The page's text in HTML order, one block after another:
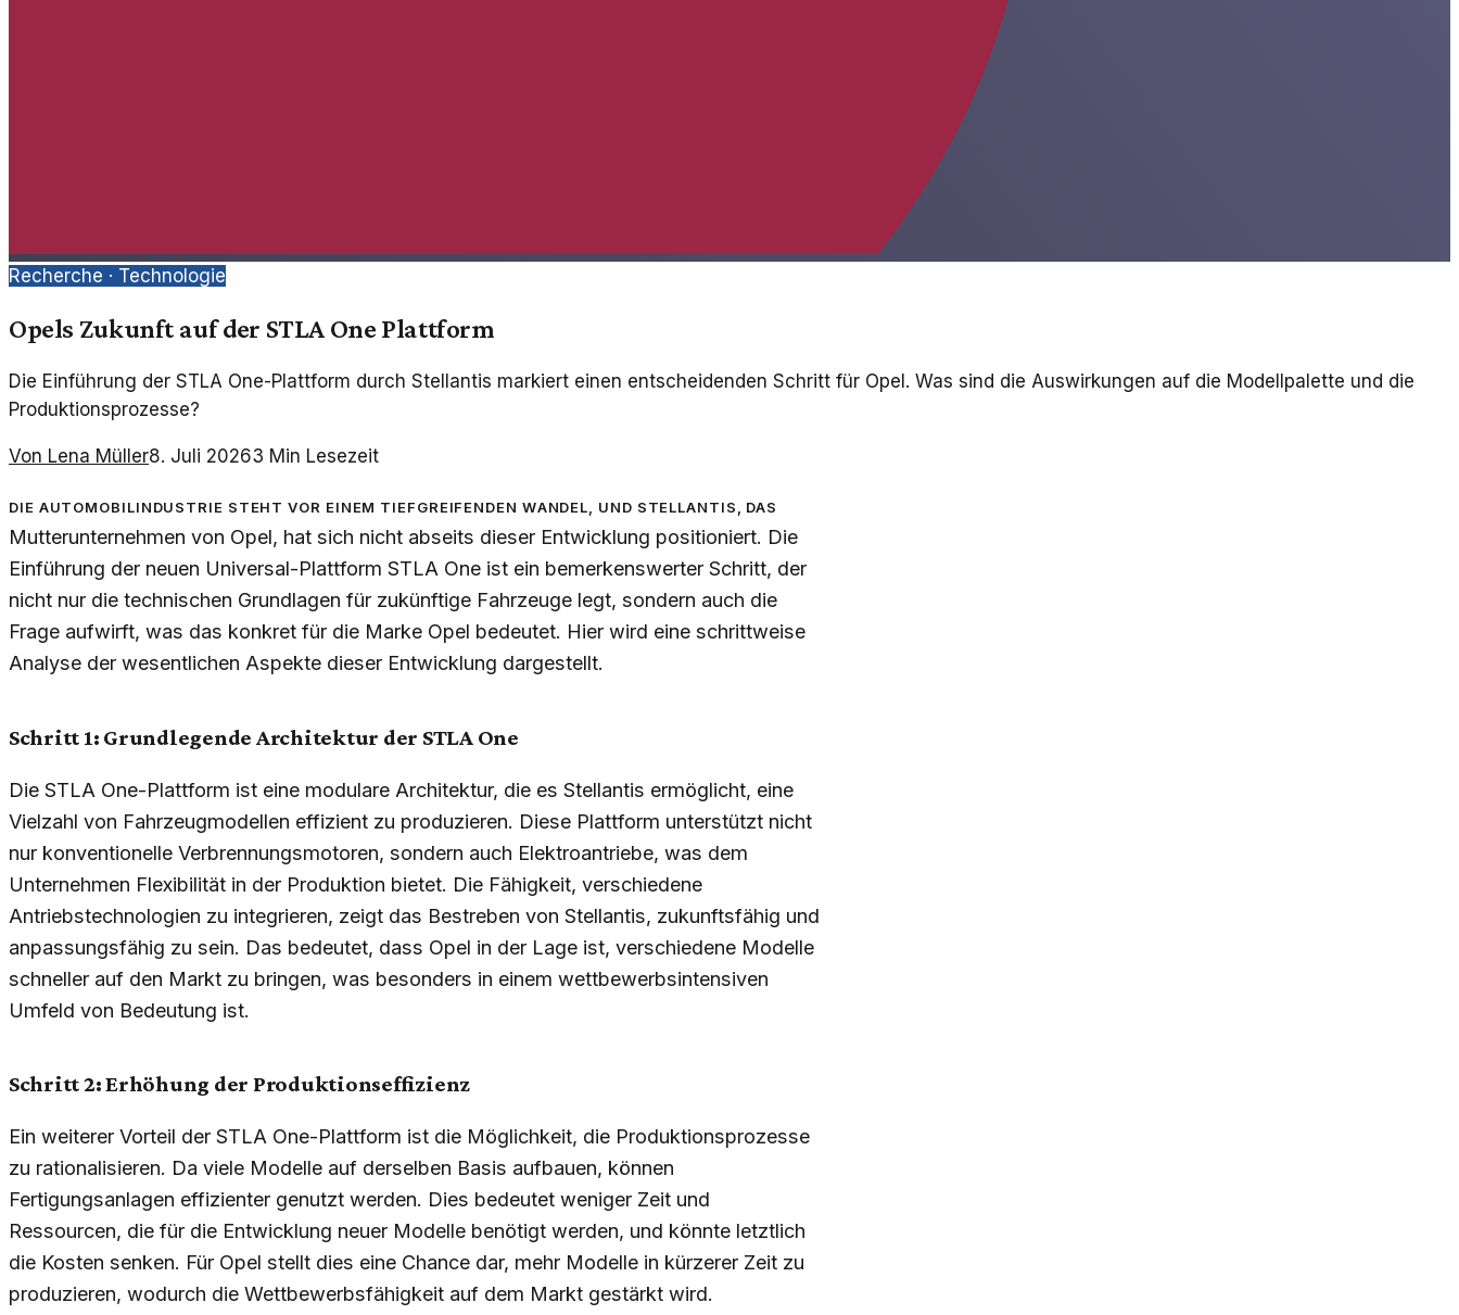
Recherche · Technologie
Opels Zukunft auf der STLA One Plattform
Die Einführung der STLA One-Plattform durch Stellantis markiert einen entscheidenden Schritt für Opel. Was sind die Auswirkungen auf die Modellpalette und die
Produktionsprozesse?
Von Lena Müller8. Juli 20263 Min Lesezeit
Die Automobilindustrie steht vor einem tiefgreifenden Wandel, und Stellantis, das
Mutterunternehmen von Opel, hat sich nicht abseits dieser Entwicklung positioniert. Die
Einführung der neuen Universal-Plattform STLA One ist ein bemerkenswerter Schritt, der
nicht nur die technischen Grundlagen für zukünftige Fahrzeuge legt, sondern auch die
Frage aufwirft, was das konkret für die Marke Opel bedeutet. Hier wird eine schrittweise
Analyse der wesentlichen Aspekte dieser Entwicklung dargestellt.
Schritt 1: Grundlegende Architektur der STLA One
Die STLA One-Plattform ist eine modulare Architektur, die es Stellantis ermöglicht, eine
Vielzahl von Fahrzeugmodellen effizient zu produzieren. Diese Plattform unterstützt nicht
nur konventionelle Verbrennungsmotoren, sondern auch Elektroantriebe, was dem
Unternehmen Flexibilität in der Produktion bietet. Die Fähigkeit, verschiedene
Antriebstechnologien zu integrieren, zeigt das Bestreben von Stellantis, zukunftsfähig und
anpassungsfähig zu sein. Das bedeutet, dass Opel in der Lage ist, verschiedene Modelle
schneller auf den Markt zu bringen, was besonders in einem wettbewerbsintensiven
Umfeld von Bedeutung ist.
Schritt 2: Erhöhung der Produktionseffizienz
Ein weiterer Vorteil der STLA One-Plattform ist die Möglichkeit, die Produktionsprozesse
zu rationalisieren. Da viele Modelle auf derselben Basis aufbauen, können
Fertigungsanlagen effizienter genutzt werden. Dies bedeutet weniger Zeit und
Ressourcen, die für die Entwicklung neuer Modelle benötigt werden, und könnte letztlich
die Kosten senken. Für Opel stellt dies eine Chance dar, mehr Modelle in kürzerer Zeit zu
produzieren, wodurch die Wettbewerbsfähigkeit auf dem Markt gestärkt wird.